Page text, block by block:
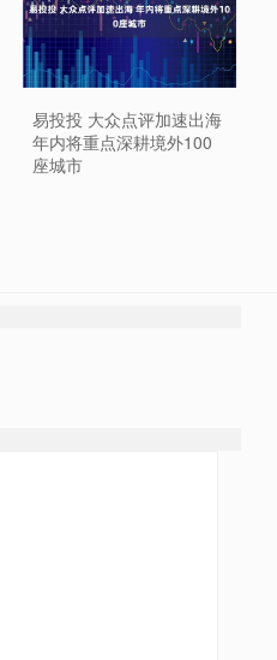
易投投 大众点评加速出海
年内将重点深耕境外100
座城市